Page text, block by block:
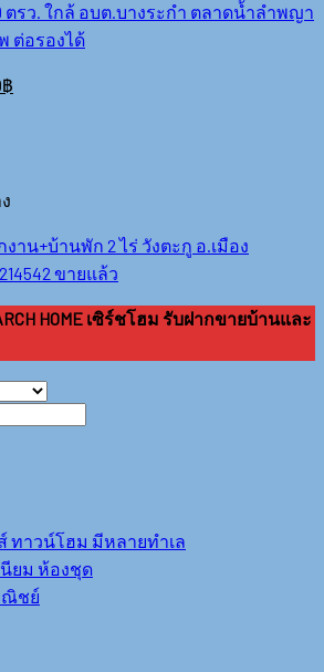
ตรว. ใกล้ อบต.บางระกำ ตลาดน้ำลำพญา
ต่อรองได้
฿
าน+บ้านพัก 2 ไร่ วังตะกู อ.เมือง
ขายแล้ว
HOME เซิร์ชโฮม รับฝากขายบ้านและ
ทาวน์โฮม มีหลายทำเล
ยม ห้องชุด
ณิชย์